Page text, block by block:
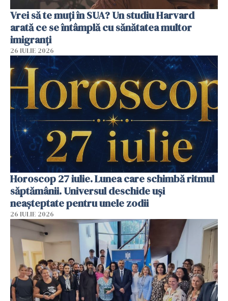
Vrei să te muți în SUA? Un studiu Harvard
arată ce se întâmplă cu sănătatea multor
imigranți
26 IULIE 2026
Horoscop 27 iulie. Lunea care schimbă ritmul
săptămânii. Universul deschide uși
neașteptate pentru unele zodii
26 IULIE 2026